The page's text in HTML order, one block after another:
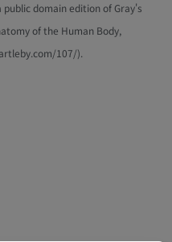
domain edition of Gray's
of the Human Body,
107/).